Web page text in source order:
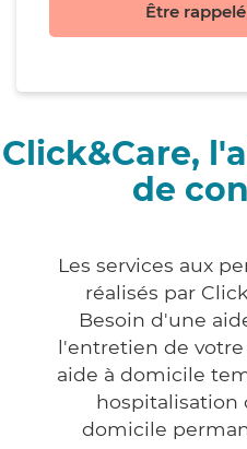
Être
Click&Care,
de
Les services aux
réalisés par
Besoin d'une
l'entretien de
aide à domicile
hospitalisation
domicile